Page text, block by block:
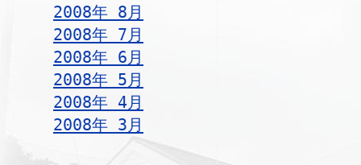
2008年 8月
2008年 7月
2008年 6月
2008年 5月
2008年 4月
2008年 3月